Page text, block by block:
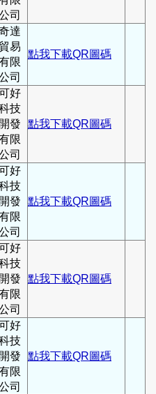
司
達
貿易
限
司
點我下載QR圖碼
好
技
開發
限
司
點我下載QR圖碼
好
技
開發
限
司
點我下載QR圖碼
好
技
開發
限
司
點我下載QR圖碼
好
技
開發
限
司
點我下載QR圖碼